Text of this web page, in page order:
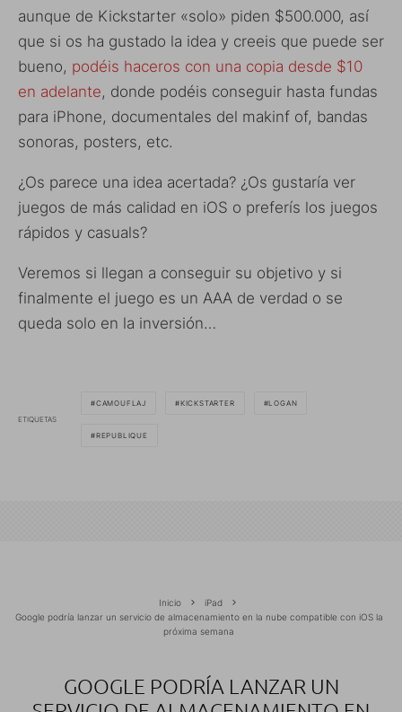
aunque de Kickstarter «solo» piden $500.000, así
que si os ha gustado la idea y creeis que puede ser
bueno, podéis haceros con una copia desde $10
en adelante, donde podéis conseguir hasta fundas
para iPhone, documentales del makinf of, bandas
sonoras, posters, etc.
¿Os parece una idea acertada? ¿Os gustaría ver
juegos de más calidad en iOS o preferís los juegos
rápidos y casuals?
Veremos si llegan a conseguir su objetivo y si
finalmente el juego es un AAA de verdad o se
queda solo en la inversión…
ETIQUETAS
CAMOUFLAJ KICKSTARTER LOGAN
REPUBLIQUE
Inicio
iPad
Google podría lanzar un servicio de almacenamiento en la nube compatible con iOS la
próxima semana
GOOGLE PODRÍA LANZAR UN